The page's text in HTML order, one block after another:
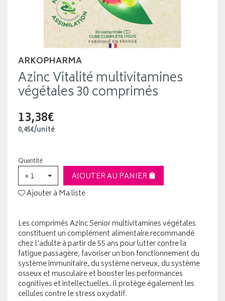
ARKOPHARMA
Azinc Vitalité multivitamines
végétales 30 comprimés
13,38€
0,45€/unité
Quantité
× 1
AJOUTER AU PANIER
Ajouter à Ma liste
Les comprimés Azinc Senior multivitamines végétales
constituent un complément alimentaire recommandé
chez l'adulte à partir de 55 ans pour lutter contre la
fatigue passagère, favoriser un bon fonctionnement du
système immunitaire, du système nerveux, du système
osseux et musculaire et booster les performances
cognitives et intellectuelles. Il protège également les
cellules contre le stress oxydatif.